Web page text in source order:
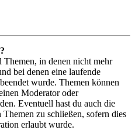
Themen, in denen nicht mehr
bei denen eine laufende
wurde. Themen können
Moderator oder
Eventuell hast du auch die
zu schließen, sofern dies
erlaubt wurde.